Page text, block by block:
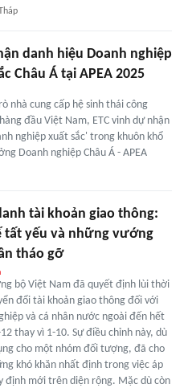
danh hiệu Doanh nghiệp
Châu Á tại APEA 2025
nhà cung cấp hệ sinh thái công
đầu Việt Nam, ETC vinh dự nhận
nghiệp xuất sắc' trong khuôn khổ
Doanh nghiệp Châu Á - APEA
tài khoản giao thông:
tất yếu và những vướng
tháo gỡ
bộ Việt Nam đã quyết định lùi thời
đổi tài khoản giao thông đối với
và cá nhân nước ngoài đến hết
thay vì 1-10. Sự điều chỉnh này, dù
cho một nhóm đối tượng, đã cho
khó khăn nhất định trong việc áp
định mới trên diện rộng. Mặc dù còn